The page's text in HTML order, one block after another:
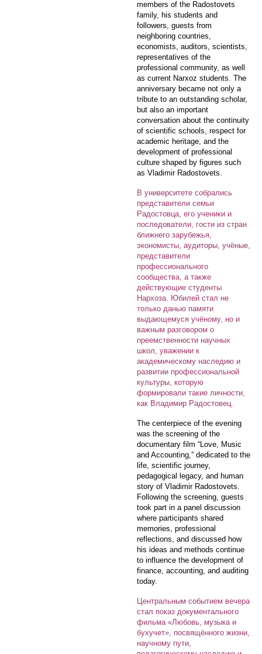
members of the Radostovets
family, his students and
followers, guests from
neighboring countries,
economists, auditors, scientists,
representatives of the
professional community, as well
as current Narxoz students. The
anniversary became not only a
tribute to an outstanding scholar,
but also an important
conversation about the continuity
of scientific schools, respect for
academic heritage, and the
development of professional
culture shaped by figures such
as Vladimir Radostovets.
В университете собрались
представители семьи
Радостовца, его ученики и
последователи, гости из стран
ближнего зарубежья,
экономисты, аудиторы, учёные,
представители
профессионального
сообщества, а также
действующие студенты
Нархоза. Юбилей стал не
только данью памяти
выдающемуся учёному, но и
важным разговором о
преемственности научных
школ, уважении к
академическому наследию и
развитии профессиональной
культуры, которую
формировали такие личности,
как Владимир Радостовец.
The centerpiece of the evening
was the screening of the
documentary film “Love, Music
and Accounting,” dedicated to the
life, scientific journey,
pedagogical legacy, and human
story of Vladimir Radostovets.
Following the screening, guests
took part in a panel discussion
where participants shared
memories, professional
reflections, and discussed how
his ideas and methods continue
to influence the development of
finance, accounting, and auditing
today.
Центральным событием вечера
стал показ документального
фильма «Любовь, музыка и
бухучет», посвящённого жизни,
научному пути,